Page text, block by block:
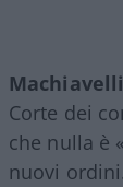
Corte dei
che nulla è
nuovi